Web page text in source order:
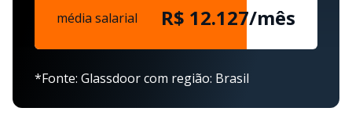
média salarial R$ 12.127/mês
*Fonte: Glassdoor com região: Brasil